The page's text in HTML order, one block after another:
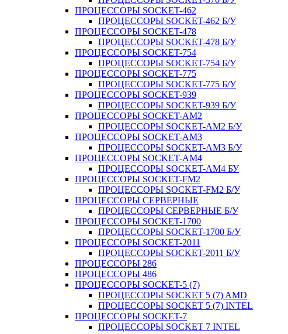
ПРОЦЕССОРЫ SOCKET-462
ПРОЦЕССОРЫ SOCKET-462 Б/У
ПРОЦЕССОРЫ SOCKET-478
ПРОЦЕССОРЫ SOCKET-478 Б/У
ПРОЦЕССОРЫ SOCKET-754
ПРОЦЕССОРЫ SOCKET-754 Б/У
ПРОЦЕССОРЫ SOCKET-775
ПРОЦЕССОРЫ SOCKET-775 Б/У
ПРОЦЕССОРЫ SOCKET-939
ПРОЦЕССОРЫ SOCKET-939 Б/У
ПРОЦЕССОРЫ SOCKET-AM2
ПРОЦЕССОРЫ SOCKET-AM2 Б/У
ПРОЦЕССОРЫ SOCKET-AM3
ПРОЦЕССОРЫ SOCKET-AM3 Б/У
ПРОЦЕССОРЫ SOCKET-AM4
ПРОЦЕССОРЫ SOCKET-AM4 БУ
ПРОЦЕССОРЫ SOCKET-FM2
ПРОЦЕССОРЫ SOCKET-FM2 Б/У
ПРОЦЕССОРЫ СЕРВЕРНЫЕ
ПРОЦЕССОРЫ СЕРВЕРНЫЕ Б/У
ПРОЦЕССОРЫ SOCKET-1700
ПРОЦЕССОРЫ SOCKET-1700 Б/У
ПРОЦЕССОРЫ SOCKET-2011
ПРОЦЕССОРЫ SOCKET-2011 Б/У
ПРОЦЕССОРЫ 286
ПРОЦЕССОРЫ 486
ПРОЦЕССОРЫ SOCKET-5 (7)
ПРОЦЕССОРЫ SOCKET 5 (7) AMD
ПРОЦЕССОРЫ SOCKET 5 (7) INTEL
ПРОЦЕССОРЫ SOCKET-7
ПРОЦЕССОРЫ SOCKET 7 INTEL